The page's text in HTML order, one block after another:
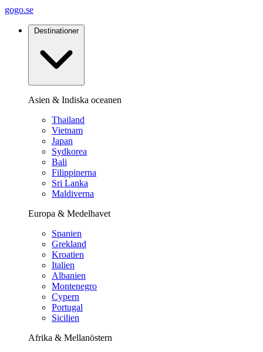
gogo.se
Destinationer
Asien & Indiska oceanen
Thailand
Vietnam
Japan
Sydkorea
Bali
Filippinerna
Sri Lanka
Maldiverna
Europa & Medelhavet
Spanien
Grekland
Kroatien
Italien
Albanien
Montenegro
Cypern
Portugal
Sicilien
Afrika & Mellanöstern